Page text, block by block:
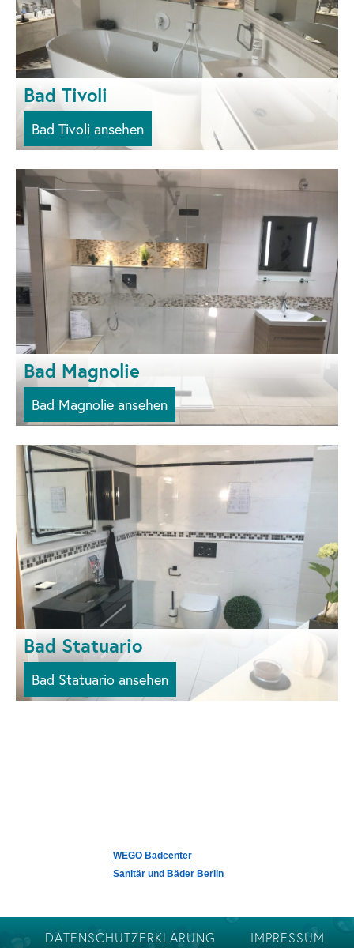
Bad Tivoli
Bad Tivoli ansehen
Bad Magnolie
Bad Magnolie ansehen
Bad Statuario
Bad Statuario ansehen
WEGO Badcenter
Sanitär und Bäder Berlin
DATENSCHUTZERKLÄRUNG IMPRESSUM